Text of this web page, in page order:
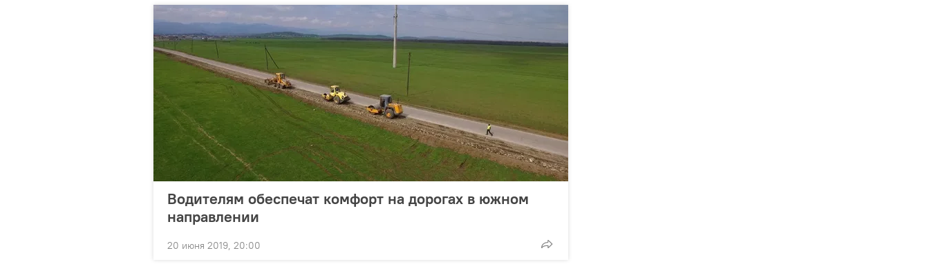
Водителям обеспечат комфорт на дорогах в южном
направлении
20 июня 2019, 20:00